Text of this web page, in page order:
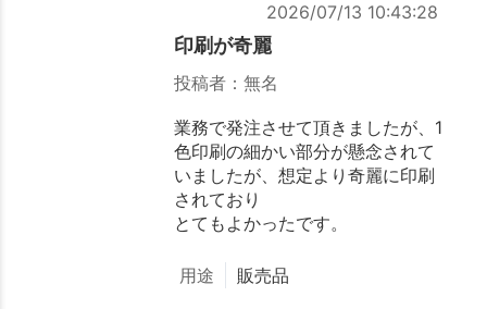
2026/07/13 10:43:28
印刷が奇麗
投稿者：無名
業務で発注させて頂きましたが、1
色印刷の細かい部分が懸念されて
いましたが、想定より奇麗に印刷
されており
とてもよかったです。
用途 販売品